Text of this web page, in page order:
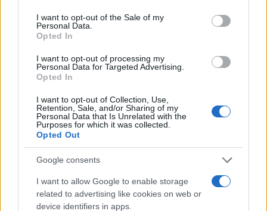
I want to opt-out of the Sale of my
Personal Data.
Opted In
I want to opt-out of processing my
Personal Data for Targeted Advertising.
Opted In
I want to opt-out of Collection, Use,
Retention, Sale, and/or Sharing of my
Personal Data that Is Unrelated with the
Purposes for which it was collected.
Opted Out
Google consents
I want to allow Google to enable storage
related to advertising like cookies on web or
device identifiers in apps.
23 Settembre 2021, 13:40
nicolaporro.it